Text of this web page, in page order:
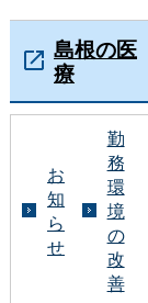
島根の医
療
お
知
ら
せ
勤
務
環
境
の
改
善